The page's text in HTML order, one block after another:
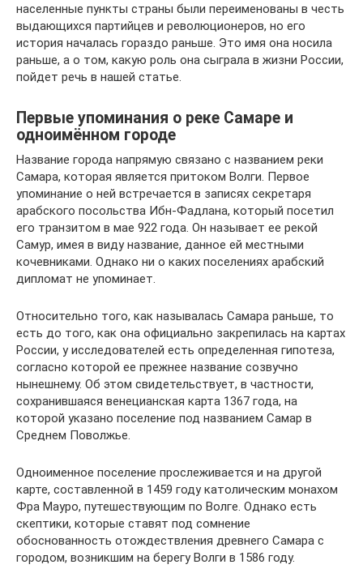
населенные пункты страны были переименованы в честь
выдающихся партийцев и революционеров, но его
история началась гораздо раньше. Это имя она носила
раньше, а о том, какую роль она сыграла в жизни России,
пойдет речь в нашей статье.
Первые упоминания о реке Самаре и
одноимённом городе
Название города напрямую связано с названием реки
Самара, которая является притоком Волги. Первое
упоминание о ней встречается в записях секретаря
арабского посольства Ибн-Фадлана, который посетил
его транзитом в мае 922 года. Он называет ее рекой
Самур, имея в виду название, данное ей местными
кочевниками. Однако ни о каких поселениях арабский
дипломат не упоминает.
Относительно того, как называлась Самара раньше, то
есть до того, как она официально закрепилась на картах
России, у исследователей есть определенная гипотеза,
согласно которой ее прежнее название созвучно
нынешнему. Об этом свидетельствует, в частности,
сохранившаяся венецианская карта 1367 года, на
которой указано поселение под названием Самар в
Среднем Поволжье.
Одноименное поселение прослеживается и на другой
карте, составленной в 1459 году католическим монахом
Фра Мауро, путешествующим по Волге. Однако есть
скептики, которые ставят под сомнение
обоснованность отождествления древнего Самара с
городом, возникшим на берегу Волги в 1586 году.